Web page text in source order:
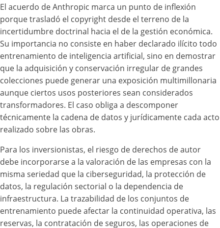
El acuerdo de Anthropic marca un punto de inflexión
porque trasladó el copyright desde el terreno de la
incertidumbre doctrinal hacia el de la gestión económica.
Su importancia no consiste en haber declarado ilícito todo
entrenamiento de inteligencia artificial, sino en demostrar
que la adquisición y conservación irregular de grandes
colecciones puede generar una exposición multimillonaria
aunque ciertos usos posteriores sean considerados
transformadores. El caso obliga a descomponer
técnicamente la cadena de datos y jurídicamente cada acto
realizado sobre las obras.
Para los inversionistas, el riesgo de derechos de autor
debe incorporarse a la valoración de las empresas con la
misma seriedad que la ciberseguridad, la protección de
datos, la regulación sectorial o la dependencia de
infraestructura. La trazabilidad de los conjuntos de
entrenamiento puede afectar la continuidad operativa, las
reservas, la contratación de seguros, las operaciones de